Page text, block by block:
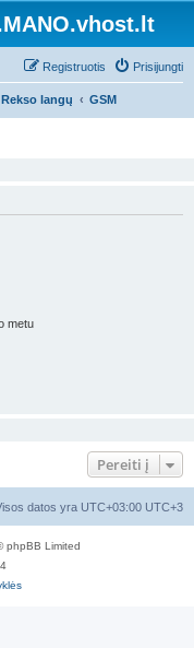
Prisijungti
Registruotis
langų GSM
metu
Pereiti į
datos yra UTC+03:00 UTC+3
phpBB Limited